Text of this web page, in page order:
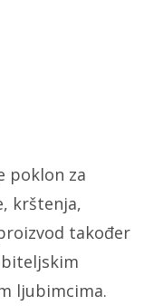
poklon za
krštenja,
također
ljubimcima.